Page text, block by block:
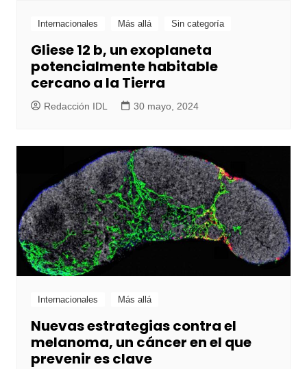
Internacionales Más allá Sin categoría
Gliese 12 b, un exoplaneta
potencialmente habitable
cercano a la Tierra
Redacción IDL 30 mayo, 2024
Internacionales Más allá
Nuevas estrategias contra el
melanoma, un cáncer en el que
prevenir es clave